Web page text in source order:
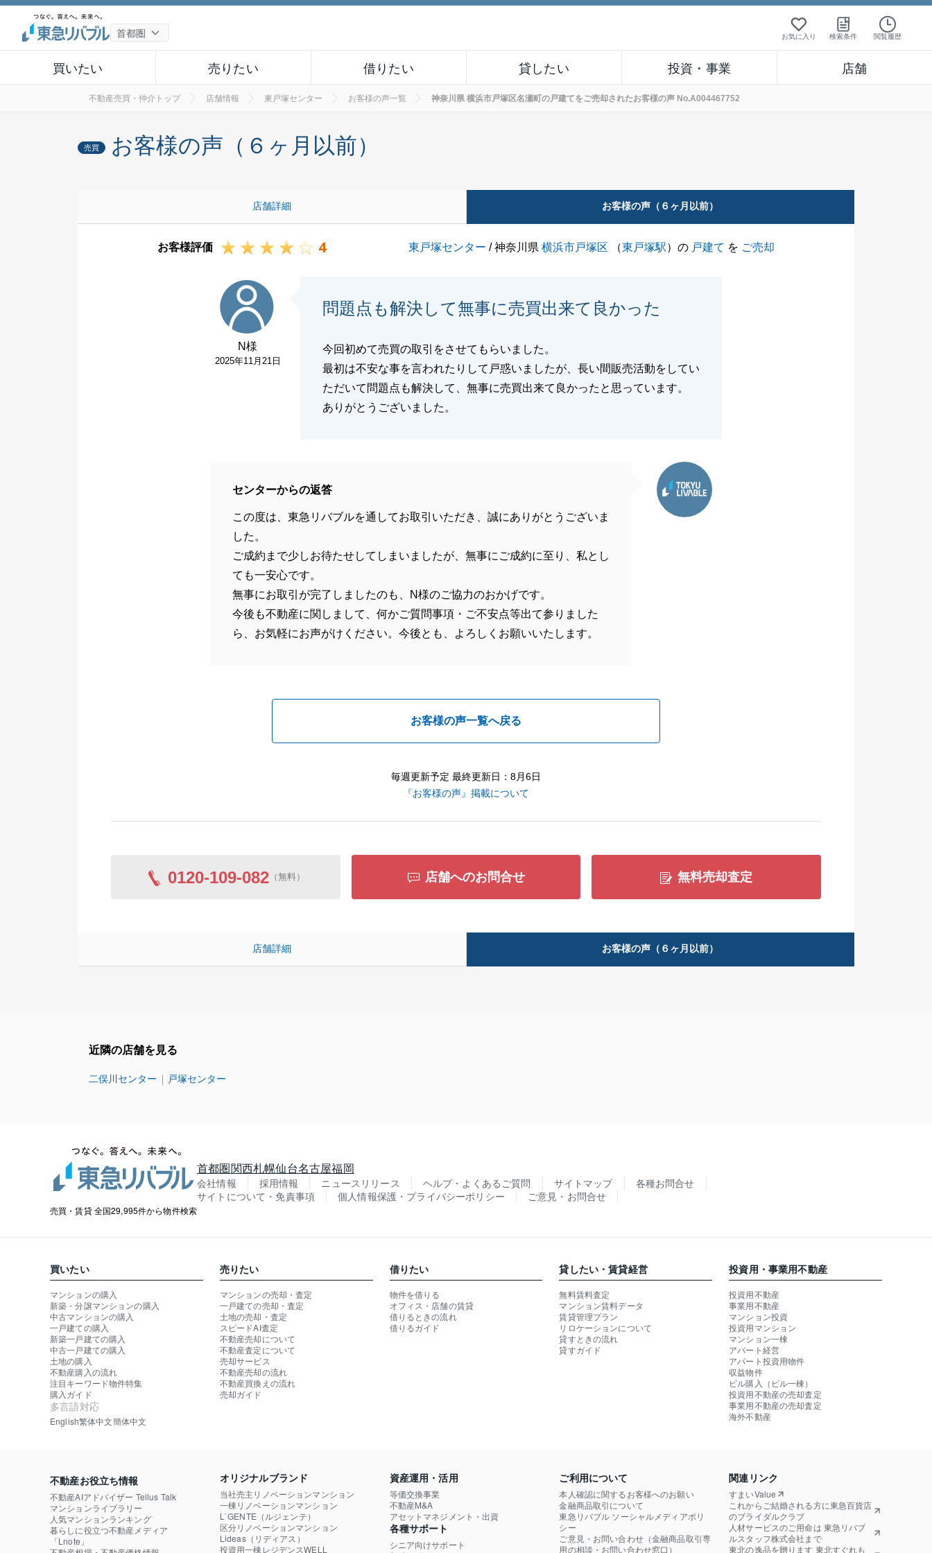
お気に入り 検索条件 閲覧履歴
買いたい 売りたい 借りたい 貸したい 投資・事業 店舗
不動産売買・仲介トップ 店舗情報 東戸塚センター お客様の声一覧 神奈川県 横浜市戸塚区名瀬町の戸建てをご売却されたお客様の声 No.A004467752
売買 お客様の声（６ヶ月以前）
店舗詳細 お客様の声（６ヶ月以前）
お客様評価 4 東戸塚センター / 神奈川県横浜市戸塚区 （東戸塚駅）の 戸建て を ご売却
N様
2025年11月21日
問題点も解決して無事に売買出来て良かった
今回初めて売買の取引をさせてもらいました。
最初は不安な事を言われたりして戸惑いましたが、長い間販売活動をしてい
ただいて問題点も解決して、無事に売買出来て良かったと思っています。
ありがとうございました。
センターからの返答
この度は、東急リバブルを通してお取引いただき、誠にありがとうございま
した。
ご成約まで少しお待たせしてしまいましたが、無事にご成約に至り、私とし
ても一安心です。
無事にお取引が完了しましたのも、N様のご協力のおかげです。
今後も不動産に関しまして、何かご質問事項・ご不安点等出て参りました
ら、お気軽にお声がけください。今後とも、よろしくお願いいたします。
お客様の声一覧へ戻る
毎週更新予定 最終更新日：8月6日
『お客様の声』掲載について
0120-109-082 （無料） 店舗へのお問合せ 無料売却査定
店舗詳細 お客様の声（６ヶ月以前）
近隣の店舗を見る
二俣川センター 戸塚センター
売買・賃貸 全国29,995件から物件検索
首都圏関西札幌仙台名古屋福岡
会社情報 採用情報 ニュースリリース ヘルプ・よくあるご質問 サイトマップ
各種お問合せ
サイトについて・免責事項
個人情報保護・プライバシーポリシー ご意見・お問合せ
買いたい
マンションの購入
新築・分譲マンションの購入
中古マンションの購入
一戸建ての購入
新築一戸建ての購入
中古一戸建ての購入
土地の購入
不動産購入の流れ
注目キーワード物件特集
購入ガイド
多言語対応
English繁体中文簡体中文
売りたい
マンションの売却・査定
一戸建ての売却・査定
土地の売却・査定
スピードAI査定
不動産売却について
不動産査定について
売却サービス
不動産売却の流れ
不動産買換えの流れ
売却ガイド
借りたい
物件を借りる
オフィス・店舗の賃貸
借りるときの流れ
借りるガイド
貸したい・賃貸経営
無料賃料査定
マンション賃料データ
賃貸管理プラン
リロケーションについて
貸すときの流れ
貸すガイド
投資用・事業用不動産
投資用不動産
事業用不動産
マンション投資
投資用マンション
マンション一棟
アパート経営
アパート投資用物件
収益物件
ビル購入（ビル一棟）
投資用不動産の売却査定
事業用不動産の売却査定
海外不動産
不動産お役立ち情報
不動産AIアドバイザー Tellus Talk
マンションライブラリー
人気マンションランキング
暮らしに役立つ不動産メディア
「Lnote」
オリジナルブランド
当社売主リノベーションマンション
一棟リノベーションマンション
L`GENTE（ルジェンテ）
区分リノベーションマンション
Lideas（リディアス）
投資用一棟レジデンスWELL
資産運用・活用
等価交換事業
不動産M&A
アセットマネジメント・出資
各種サポート
シニア向けサポート
ご利用について
本人確認に関するお客様へのお願い
金融商品取引について
東急リバブル ソーシャルメディアポリ
シー
ご意見・お問い合わせ（金融商品取引専
用の相談・お問い合わせ窓口）
関連リンク
すまいValue
これからご結婚される方に東急百貨店
のブライダルクラブ
人材サービスのご用命は 東急リバブ
ルスタッフ株式会社まで
東北の逸品を贈ります 東北すぐれも